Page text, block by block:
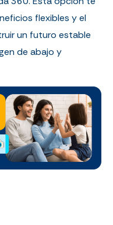
flexibles y el
un futuro estable
de abajo y